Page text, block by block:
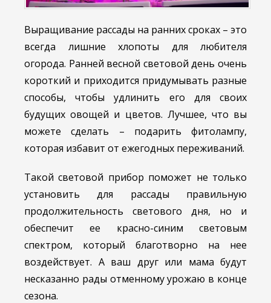
Выращивание рассады на ранних сроках – это
всегда лишние хлопоты для любителя
огорода. Ранней весной световой день очень
короткий и приходится придумывать разные
способы, чтобы удлинить его для своих
будущих овощей и цветов. Лучшее, что вы
можете сделать – подарить фитолампу,
которая избавит от ежегодных переживаний.
Такой световой прибор поможет не только
установить для рассады правильную
продолжительность светового дня, но и
обеспечит ее красно-синим световым
спектром, который благотворно на нее
воздействует. А ваш друг или мама будут
несказанно рады отменному урожаю в конце
сезона.